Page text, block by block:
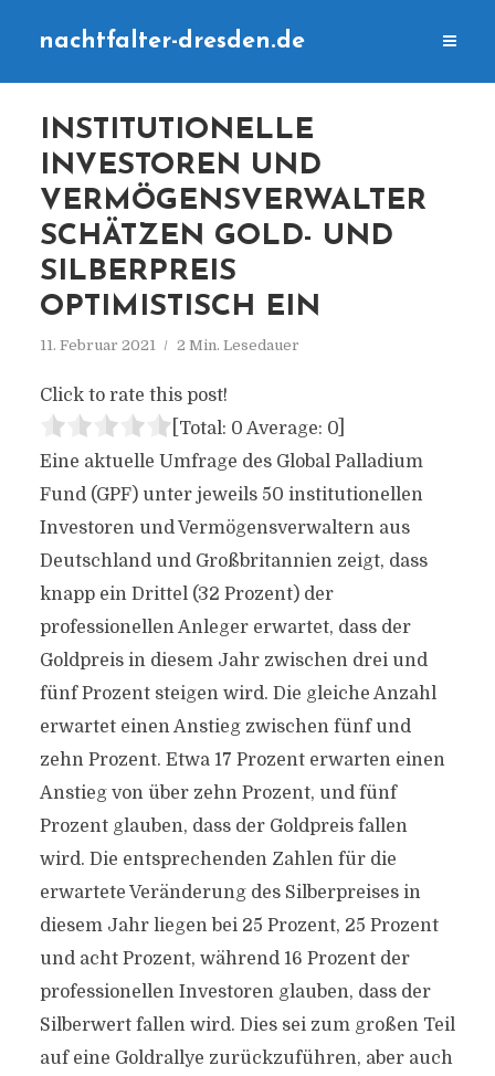
nachtfalter-dresden.de
INSTITUTIONELLE
INVESTOREN UND
VERMÖGENSVERWALTER
SCHÄTZEN GOLD- UND
SILBERPREIS
OPTIMISTISCH EIN
11. Februar 2021 2 Min. Lesedauer
Click to rate this post!
[Total: 0 Average: 0]
Eine aktuelle Umfrage des Global Palladium
Fund (GPF) unter jeweils 50 institutionellen
Investoren und Vermögensverwaltern aus
Deutschland und Großbritannien zeigt, dass
knapp ein Drittel (32 Prozent) der
professionellen Anleger erwartet, dass der
Goldpreis in diesem Jahr zwischen drei und
fünf Prozent steigen wird. Die gleiche Anzahl
erwartet einen Anstieg zwischen fünf und
zehn Prozent. Etwa 17 Prozent erwarten einen
Anstieg von über zehn Prozent, und fünf
Prozent glauben, dass der Goldpreis fallen
wird. Die entsprechenden Zahlen für die
erwartete Veränderung des Silberpreises in
diesem Jahr liegen bei 25 Prozent, 25 Prozent
und acht Prozent, während 16 Prozent der
professionellen Investoren glauben, dass der
Silberwert fallen wird. Dies sei zum großen Teil
auf eine Goldrallye zurückzuführen, aber auch